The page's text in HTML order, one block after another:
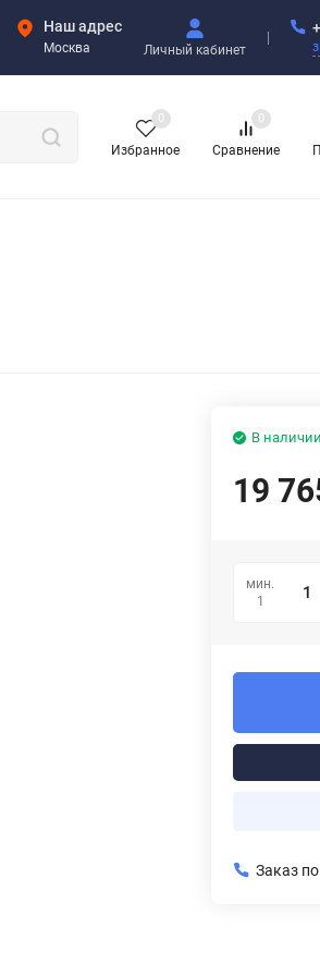
Наш адрес
Москва Личный кабинет
Избранное
0
Сравнение
0
В наличии
19
мин.
1
Заказ